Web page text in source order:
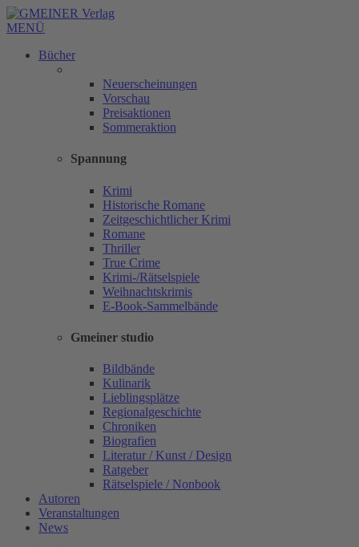
MENÜ
Bücher
Neuerscheinungen
Vorschau
Preisaktionen
Sommeraktion
Spannung
Krimi
Historische Romane
Zeitgeschichtlicher Krimi
Romane
Thriller
True Crime
Krimi-/Rätselspiele
Weihnachtskrimis
E-Book-Sammelbände
Gmeiner studio
Bildbände
Kulinarik
Lieblingsplätze
Regionalgeschichte
Chroniken
Biografien
Literatur / Kunst / Design
Ratgeber
Rätselspiele / Nonbook
Autoren
Veranstaltungen
News